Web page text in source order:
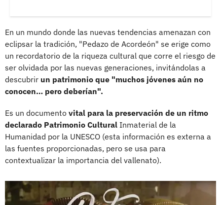
En un mundo donde las nuevas tendencias amenazan con
eclipsar la tradición, "Pedazo de Acordeón" se erige como
un recordatorio de la riqueza cultural que corre el riesgo de
ser olvidada por las nuevas generaciones, invitándolas a
descubrir un patrimonio que "muchos jóvenes aún no
conocen… pero deberían".
Es un documento vital para la preservación de un ritmo
declarado Patrimonio Cultural Inmaterial de la
Humanidad por la UNESCO (esta información es externa a
las fuentes proporcionadas, pero se usa para
contextualizar la importancia del vallenato).